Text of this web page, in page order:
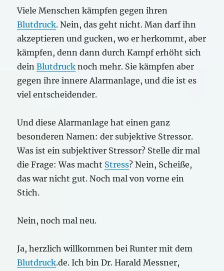
Viele Menschen kämpfen gegen ihren
Blutdruck. Nein, das geht nicht. Man darf ihn
akzeptieren und gucken, wo er herkommt, aber
kämpfen, denn dann durch Kampf erhöht sich
deinBlutdruck noch mehr. Sie kämpfen aber
gegen ihre innere Alarmanlage, und die ist es
viel entscheidender.
Und diese Alarmanlage hat einen ganz
besonderen Namen: der subjektive Stressor.
Was ist ein subjektiver Stressor? Stelle dir mal
die Frage: Was macht Stress? Nein, Scheiße,
das war nicht gut. Noch mal von vorne ein
Stich.
Nein, noch mal neu.
Ja, herzlich willkommen bei Runter mit dem
Blutdruck.de. Ich bin Dr. Harald Messner,